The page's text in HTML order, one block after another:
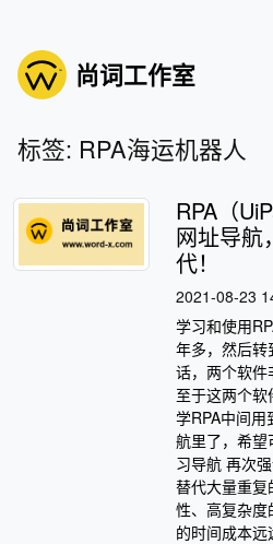
尚词工作室
标签: RPA海运机器人
RPA（
网址导航
代！
2021-08-23
学习和使用
年多，然后转
话，两个软件
至于这两个
学RPA中间
航里了，希望
习导航 再次
替代大量重复
性、高复杂度
的时间成本远